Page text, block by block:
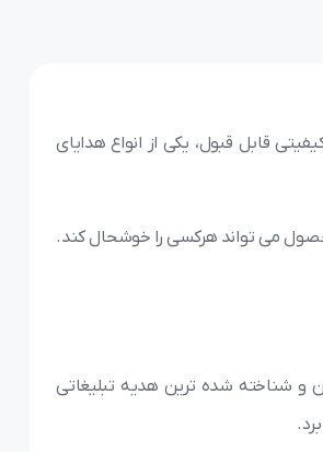
قابل قبول، یکی از انواع هدایای
می تواند هرکسی را خوشحال کند.
و شناخته شده ترین هدیه تبلیغاتی